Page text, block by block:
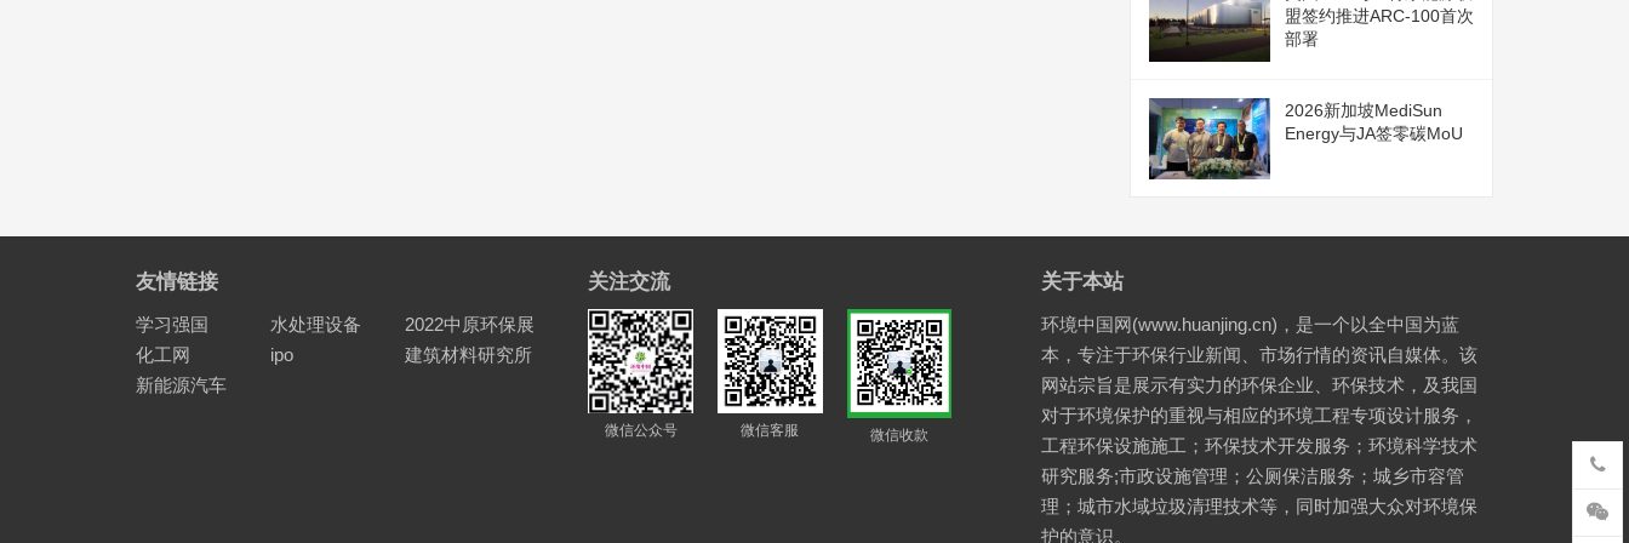
盟签约推进ARC-100首次
部署
2026新加坡MediSun
Energy与JA签零碳MoU
友情链接
学习强国 水处理设备
2022中原环保展
化工网
ipo
建筑材料研究所
新能源汽车
关注交流
微信公众号 微信客服 微信收款
关于本站
环境中国网(www.huanjing.cn)，是一个以全中国为蓝
本，专注于环保行业新闻、市场行情的资讯自媒体。该
网站宗旨是展示有实力的环保企业、环保技术，及我国
对于环境保护的重视与相应的环境工程专项设计服务，
工程环保设施施工；环保技术开发服务；环境科学技术
研究服务;市政设施管理；公厕保洁服务；城乡市容管
理；城市水域垃圾清理技术等，同时加强大众对环境保
护的意识。